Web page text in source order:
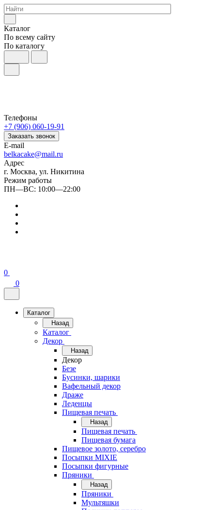
Каталог
По всему сайту
По каталогу
Телефоны
+7 (906) 060-19-91
Заказать звонок
E-mail
belkacake@mail.ru
Адрес
г. Москва, ул. Никитина
Режим работы
ПН—ВС: 10:00—22:00
0
0
Каталог
Назад
Каталог
Декор
Назад
Декор
Безе
Бусинки, шарики
Вафельный декор
Драже
Леденцы
Пищевая печать
Назад
Пищевая печать
Пищевая бумага
Пищевое золото, серебро
Посыпки MIXIE
Посыпки фигурные
Пряники
Назад
Пряники
Мультяшки